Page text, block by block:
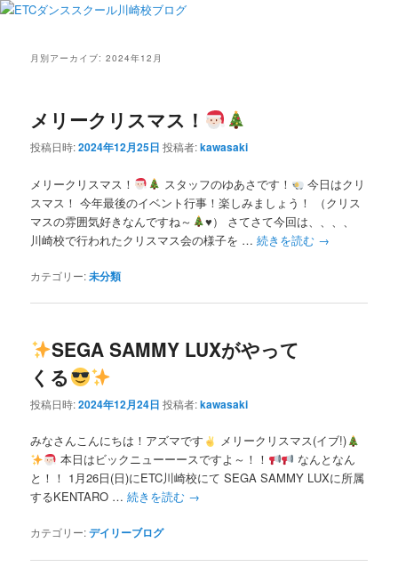
月別アーカイブ:2024年12月
メリークリスマス！
投稿日時:2024年12月25日 投稿者:kawasaki
メリークリスマス！ スタッフのゆあさです！
今日はクリ
スマス！ 今年最後のイベント行事！楽しみましょう！ （クリス
マスの雰囲気好きなんですね～
♥️） さてさて今回は、、、、
川崎校で行われたクリスマス会の様子を …続きを読む →
カテゴリー:未分類
SEGA SAMMY LUXがやって
くる
投稿日時:2024年12月24日 投稿者:kawasaki
みなさんこんにちは！アズマです
メリークリスマス(イブ!)
本日はビックニューーースですよ～！！
なんとなん
と！！ 1月26日(日)にETC川崎校にて SEGA SAMMY LUXに所属
するKENTARO …続きを読む →
カテゴリー:デイリーブログ